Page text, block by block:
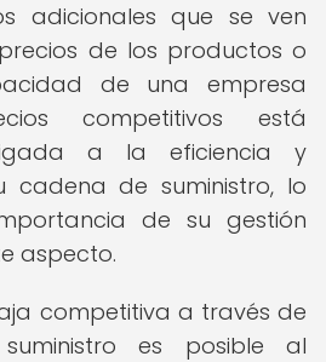
adicionales que se ven
de los productos o
de una empresa
competitivos está
ligada a la eficiencia y
cadena de suministro, lo
de su gestión
aspecto.
competitiva a través de
es posible al